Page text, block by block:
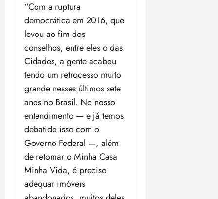
“Com a ruptura
democrática em 2016, que
levou ao fim dos
conselhos, entre eles o das
Cidades, a gente acabou
tendo um retrocesso muito
grande nesses últimos sete
anos no Brasil. No nosso
entendimento — e já temos
debatido isso com o
Governo Federal —, além
de retomar o Minha Casa
Minha Vida, é preciso
adequar imóveis